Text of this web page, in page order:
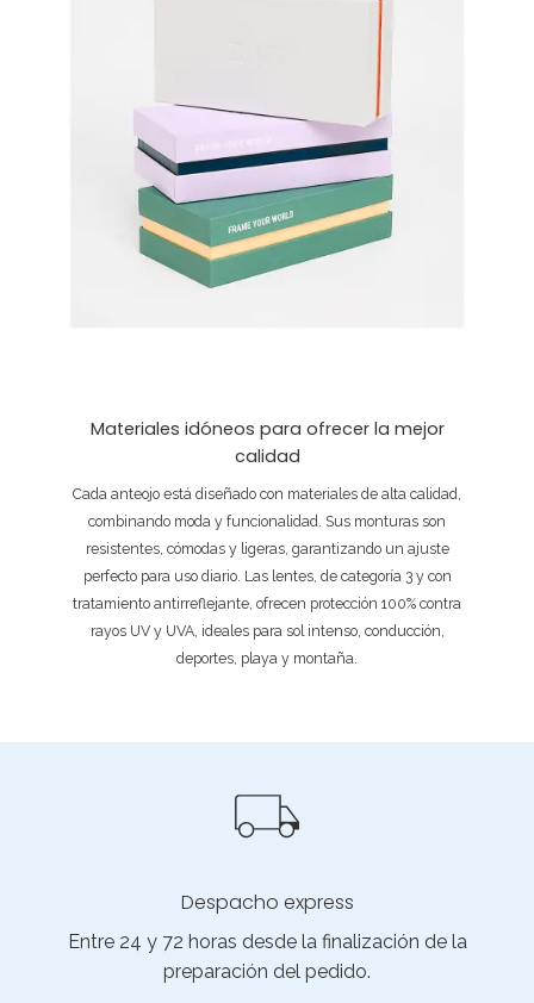
Materiales idóneos para ofrecer la mejor
calidad
Cada anteojo está diseñado con materiales de alta calidad,
combinando moda y funcionalidad. Sus monturas son
resistentes, cómodas y ligeras, garantizando un ajuste
perfecto para uso diario. Las lentes, de categoría 3 y con
tratamiento antirreflejante, ofrecen protección 100% contra
rayos UV y UVA, ideales para sol intenso, conducción,
deportes, playa y montaña.
Despacho express
Entre 24 y 72 horas desde la finalización de la
preparación del pedido.